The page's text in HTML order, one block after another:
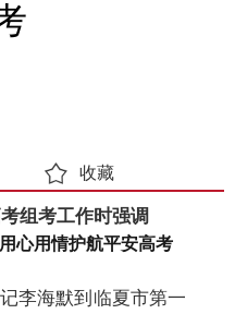
收藏
组考工作时强调
用心用情护航平安高考
李海默到临夏市第一